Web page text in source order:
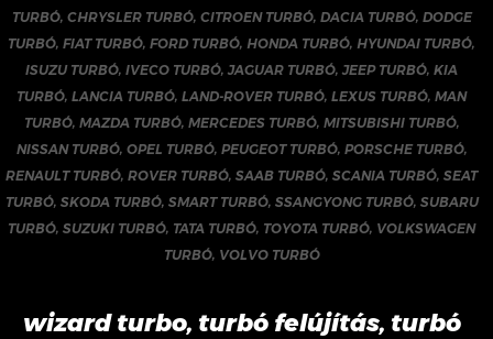
TURBÓ, CHRYSLER TURBÓ, CITROEN TURBÓ, DACIA TURBÓ, DODGE
TURBÓ,FIAT TURBÓ,FORD TURBÓ, HONDA TURBÓ, HYUNDAI TURBÓ,
ISUZU TURBÓ,IVECO TURBÓ,JAGUAR TURBÓ,JEEP TURBÓ,KIA
TURBÓ,LANCIA TURBÓ,LAND-ROVER TURBÓ,LEXUS TURBÓ,MAN
TURBÓ, MAZDA TURBÓ, MERCEDES TURBÓ, MITSUBISHI TURBÓ,
NISSAN TURBÓ, OPEL TURBÓ, PEUGEOT TURBÓ, PORSCHE TURBÓ,
RENAULT TURBÓ,ROVER TURBÓ,SAAB TURBÓ,SCANIA TURBÓ,SEAT
TURBÓ, SKODA TURBÓ, SMART TURBÓ, SSANGYONG TURBÓ, SUBARU
TURBÓ,SUZUKI TURBÓ, TATA TURBÓ, TOYOTA TURBÓ, VOLKSWAGEN
TURBÓ, VOLVO TURBÓ
wizard turbo, turbó felújítás, turbó